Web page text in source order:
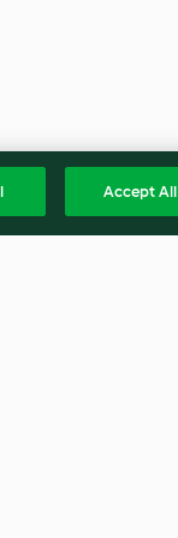
Accept All